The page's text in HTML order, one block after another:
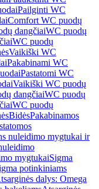
Pailginti WC
Comfort WC puodų
dangčiaiWC puodų
WC puodų
Vaikiški WC
Pakabinami WC
Pastatomi WC
Vaikiški WC puodų
dangčiaiWC puodų
WC puodų
BidėsPakabinamos
nuleidimo mygtukai ir
mygtukaiSigma
potinkiniams
dalys: Omega